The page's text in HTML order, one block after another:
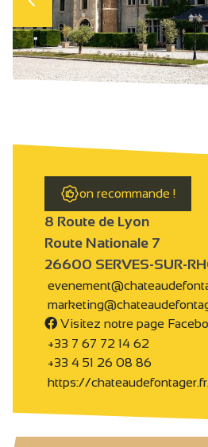
on recommande !
8 Route de Lyon
Route Nationale 7
26600 SERVES-SUR-
Visitez notre page
+33 7 67 72 14 62
+33 4 51 26 08 86
https://